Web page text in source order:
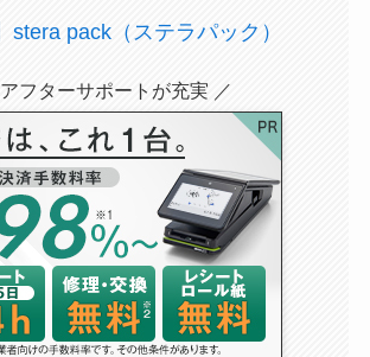
stera pack（ステラパック）
フターサポートが充実 ／